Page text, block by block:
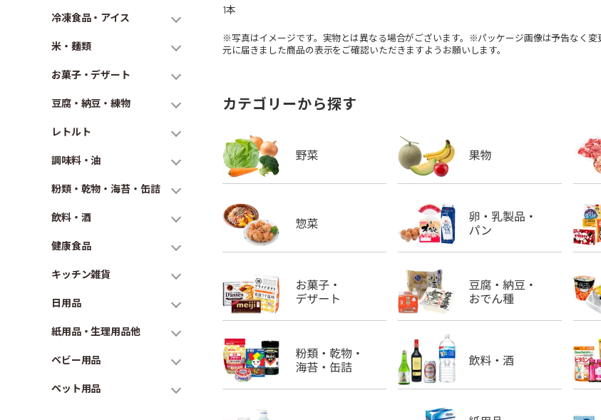
冷凍食品・アイス
米・麺類
お菓子・デザート
豆腐・納豆・練物
レトルト
調味料・油
粉類・乾物・海苔・缶詰
飲料・酒
健康食品
キッチン雑貨
日用品
紙用品・生理用品他
ベビー用品
ペット用品
1本
※写真はイメージです。実物とは異なる場合がございます。※パッケージ画像は予告なく
元に届きました商品の表示をご確認いただきますようお願いします。
カテゴリーから探す